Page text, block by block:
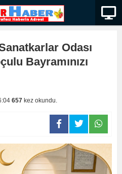
Odası
Bayramınızı
657 kez okundu.